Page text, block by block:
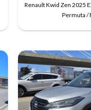
Renault Kwid Zen 2025
Permuta /